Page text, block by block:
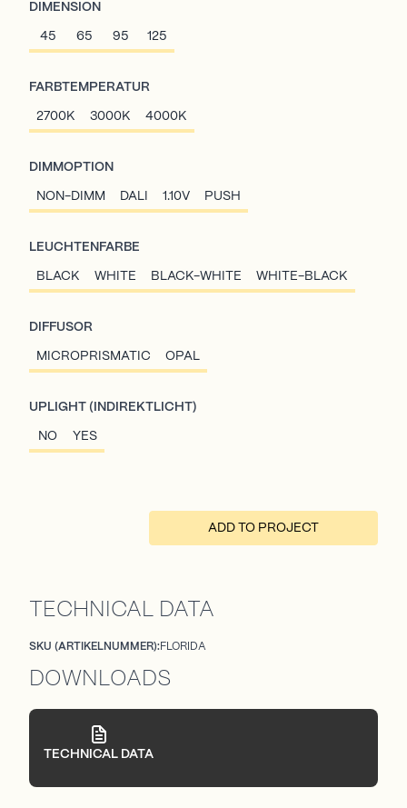
DIMENSION
45 65 95 125
FARBTEMPERATUR
2700K 3000K 4000K
DIMMOPTION
NON-DIMM DALI 1.10V PUSH
LEUCHTENFARBE
BLACK WHITE BLACK-WHITE WHITE-BLACK
DIFFUSOR
MICROPRISMATIC OPAL
UPLIGHT (INDIREKTLICHT)
NO YES
ADD TO PROJECT
TECHNICAL DATA
SKU (ARTIKELNUMMER):FLORIDA
DOWNLOADS
TECHNICAL DATA